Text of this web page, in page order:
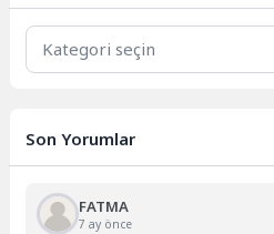
Kategoriler
Son Yorumlar
FATMA
7 ay önce